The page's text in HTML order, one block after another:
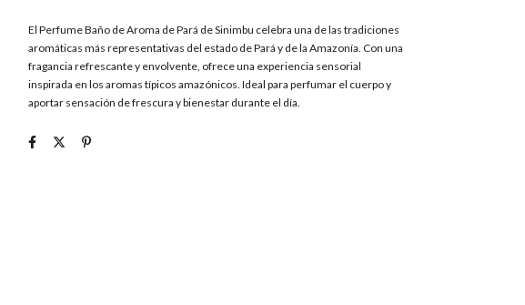
El Perfume Baño de Aroma de Pará deSinimbu celebra una de las tradiciones
aromáticas más representativas del estado de Pará y de la Amazonía. Con una
fragancia refrescante y envolvente, ofrece una experiencia sensorial
inspirada en los aromas típicos amazónicos. Ideal para perfumar el cuerpo y
aportar sensación de frescura y bienestar durante el día.